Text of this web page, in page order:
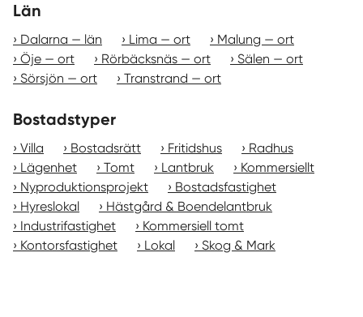
Län
Dalarna — län Lima — ort
Malung — ort
Öje — ort
Rörbäcksnäs — ort
Sälen — ort
Sörsjön — ort
Transtrand — ort
Bostadstyper
Villa Bostadsrätt Fritidshus
Radhus
Lägenhet
Tomt Lantbruk
Kommersiellt
Nyproduktionsprojekt
Bostadsfastighet
Hyreslokal
Hästgård & Boendelantbruk
Industrifastighet
Kommersiell tomt
Kontorsfastighet
Lokal Skog & Mark